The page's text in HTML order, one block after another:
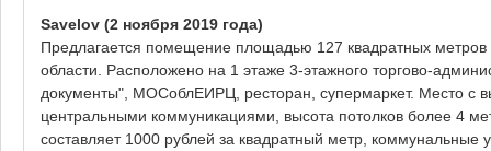
Savelov (2 ноября 2019 года)
Предлагается помещение площадью 127 квадратных метров
области. Расположено на 1 этаже 3-этажного торгово-
документы", МОСоблЕИРЦ, ресторан, супермаркет. Место с
центральными коммуникациями, высота потолков более 4
составляет 1000 рублей за квадратный метр,